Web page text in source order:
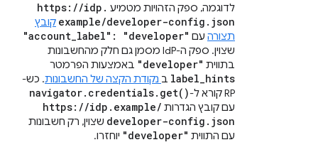
לדוגמה, ספק הזהויות מטמיע https: //idp .
example/developer-config . json
קובץ
תצורה עם "account_label": "developer"
שצוין. ספק ה-IdP מסמן גם חלק מהחשבונות
בתווית "developer" באמצעות הפרמטר
label_hints ב נקודת הקצה של החשבונות. כש-
RP קורא ל-
navigator. credentials. get( )
עם קובץ הגדרות https: //idp . example/
developer-config . json
שצוין, רק חשבונות
עם התווית "developer" יוחזרו.